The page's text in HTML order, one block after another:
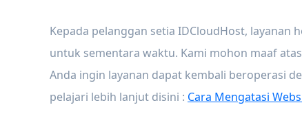
Kepada pelanggan setia IDCloudHost, layanan
untuk sementara waktu. Kami mohon maaf
Anda ingin layanan dapat kembali beroperasi
pelajari lebih lanjut disini : Cara Mengatasi